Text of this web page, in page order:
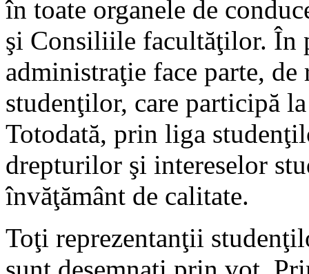
în toate organele de
şi Consiliile facultăţilor. În
administraţie face parte,
studenţilor, care participă
Totodată, prin liga
drepturilor şi intereselor
învăţământ de calitate.
Toţi reprezentanţii